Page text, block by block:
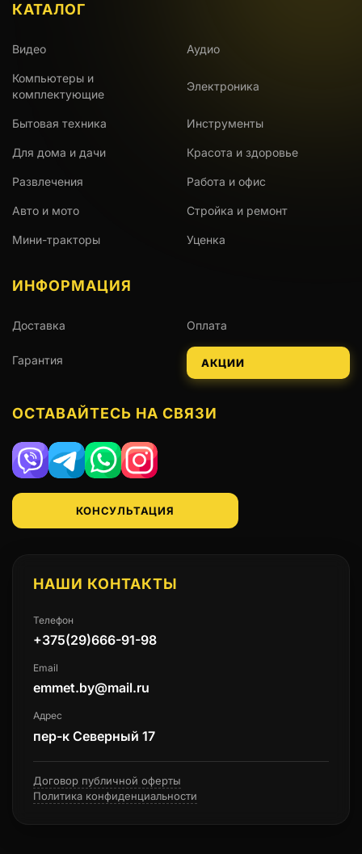
КАТАЛОГ
Видео Аудио
Компьютеры и
комплектующие
Электроника
Бытовая техника Инструменты
Для дома и дачи Красота и здоровье
Развлечения Работа и офис
Авто и мото Стройка и ремонт
Мини-тракторы Уценка
ИНФОРМАЦИЯ
Доставка Оплата
Гарантия АКЦИИ
ОСТАВАЙТЕСЬ НА СВЯЗИ
Viber TelegramWhatsAppInstagram
КОНСУЛЬТАЦИЯ
НАШИ КОНТАКТЫ
Телефон
+375(29)666-91-98
Email
emmet.by@mail.ru
Адрес
пер-к Северный 17
Договор публичной оферты
Политика конфиденциальности